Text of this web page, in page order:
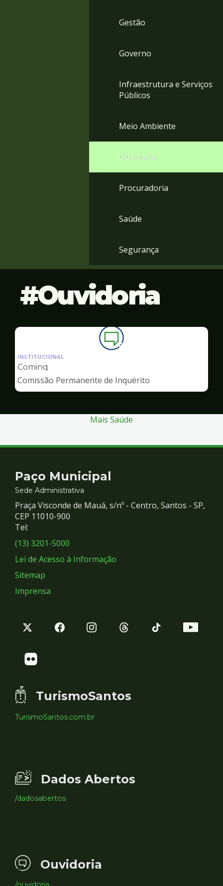
Gestão
Governo
Infraestrutura e Serviços
Públicos
Meio Ambiente
Ouvidoria
Procuradoria
Saúde
Segurança
Ouvidoria
Ilustração
da
de
Ouvidoria
INSTITUCIONAL
Cominq
Comissão Permanente de Inquérito
Mais Saúde
Contato
e
Redes
Sociais
Paço Municipal
Sede Administrativa
Praça Visconde de Mauá, s/nº - Centro, Santos - SP,
CEP 11010-900
Tel:
(13) 3201-5000
Lei de Acesso à Informação
Sitemap
Imprensa
TurismoSantos
TurismoSantos.com.br
Dados Abertos
/dadosabertos
Ouvidoria